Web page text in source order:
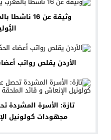
وثيقة عن 16
الأردن يقلص رواتب أعضاء
تازة: الأسرة
مجهودات كولونيل